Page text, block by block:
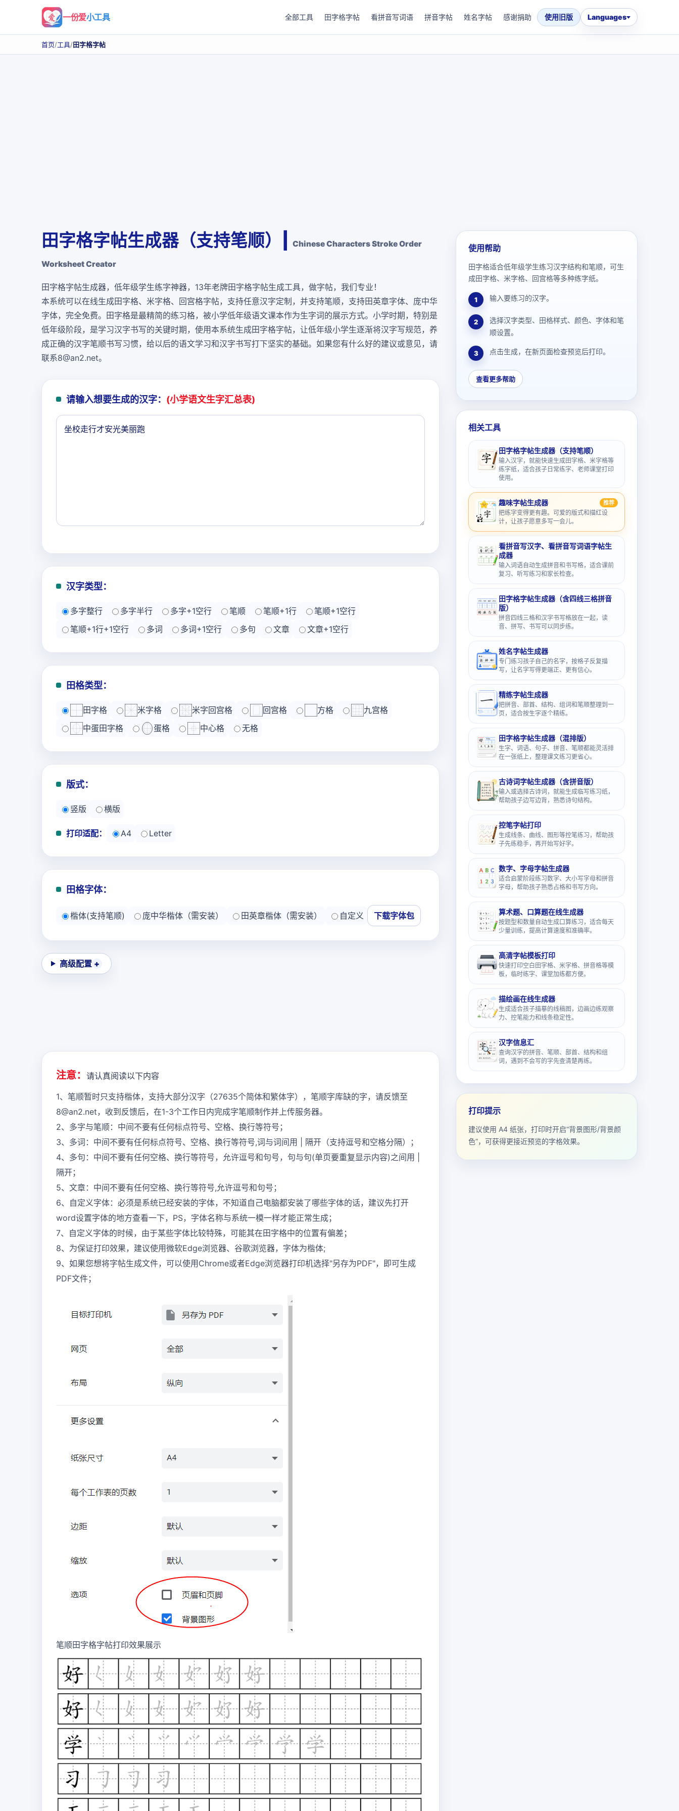
一份爱小工具 全部工具 田字格字帖 看拼音写词语 拼音字帖 姓名字帖 感谢捐助 使用旧版 Languages
首页/工具/田字格字帖
田字格字帖生成器（支持笔顺）| Chinese Characters Stroke Order
Worksheet Creator
田字格字帖生成器，低年级学生练字神器，13年老牌田字格字帖生成工具，做字帖，我们专业！
本系统可以在线生成田字格、米字格、回宫格字帖，支持任意汉字定制，并支持笔顺，支持田英章字体、庞中华
字体， 完全免费。田字格是最精简的练习格，被小学低年级语文课本作为生字词的展示方式。小学时期，特别是
低年级阶段，是学习汉字书写的关键时期，使用本系统生成田字格字帖，让低年级小学生逐渐将汉字写规范，养
成正确的汉字笔顺书写习惯，给以后的语文学习和汉字书写打下坚实的基础。如果您有什么好的建议或意见，请
联系8@an2.net。
请输入想要生成的汉字： (小学语文生字汇总表)
汉字类型：
多字整行 多字半行 多字+1空行 笔顺 笔顺+1行
笔顺+1空行
笔顺+1行+1空行
多词 多词+1空行 多句 文章 文章+1空行
田格类型：
田字格 米字格 米字回宫格 回宫格 方格
九宫格
中蛋田字格
蛋格 中心格 无格
版式：
竖版 横版
打印适配： A4 Letter
田格字体：
楷体(支持笔顺) 庞中华楷体（需安装） 田英章楷体（需安装） 自定义 下载字体包
高级配置
注意： 请认真阅读以下内容
1、笔顺暂时只支持楷体，支持大部分汉字（27635个简体和繁体字），笔顺字库缺的字，请反馈至
8@an2.net，收到反馈后，在1-3个工作日内完成字笔顺制作并上传服务器。
2、多字与笔顺：中间不要有任何标点符号、空格、换行等符号；
3、多词：中间不要有任何标点符号、空格、换行等符号,词与词间用 | 隔开（支持逗号和空格分隔）；
4、多句：中间不要有任何空格、换行等符号，允许逗号和句号，句与句(单页要重复显示内容)之间用 |
隔开；
5、文章：中间不要有任何空格、换行等符号,允许逗号和句号；
6、自定义字体：必须是系统已经安装的字体，不知道自己电脑都安装了哪些字体的话，建议先打开
word设置字体的地方查看一下，PS，字体名称与系统一模一样才能正常生成；
7、自定义字体的时候，由于某些字体比较特殊，可能其在田字格中的位置有偏差；
8、为保证打印效果，建议使用微软Edge浏览器、谷歌浏览器，字体为楷体;
9、如果您想将字帖生成文件，可以使用Chrome或者Edge浏览器打印机选择"另存为PDF"，即可生成
PDF文件；
笔顺田字格字帖打印效果展示
使用帮助
田字格适合低年级学生练习汉字结构和笔顺，可生
成田字格、米字格、回宫格等多种练字纸。
1 输入要练习的汉字。
2
选择汉字类型、田格样式、颜色、字体和笔
顺设置。
3 点击生成，在新页面检查预览后打印。
查看更多帮助
相关工具
田字格字帖生成器（支持笔顺）
输入汉字，就能快速生成田字格、米字格等
练字纸，适合孩子日常练字、老师课堂打印
使用。
趣味字帖生成器 推荐
把练字变得更有趣。可爱的版式和描红设
计，让孩子愿意多写一会儿。
看拼音写汉字、看拼音写词语字帖生
成器
输入词语自动生成拼音和书写格，适合课前
复习、听写练习和家长检查。
田字格字帖生成器（含四线三格拼音
版）
拼音四线三格和汉字书写格放在一起，读
音、拼写、书写可以同步练。
姓名字帖生成器
专门练习孩子自己的名字，按格子反复描
写，让名字写得更端正、更有信心。
精练字帖生成器
把拼音、部首、结构、组词和笔顺整理到一
页，适合按生字逐个精练。
田字格字帖生成器（混排版）
生字、词语、句子、拼音、笔顺都能灵活排
在一张纸上，整理课文练习更省心。
古诗词字帖生成器（含拼音版）
输入或选择古诗词，就能生成临写练习纸，
帮助孩子边写边背，熟悉诗句结构。
控笔字帖打印
生成线条、曲线、图形等控笔练习，帮助孩
子先练稳手，再开始写好字。
数字、字母字帖生成器
适合启蒙阶段练习数字、大小写字母和拼音
字母，帮助孩子熟悉占格和书写方向。
算术题、口算题在线生成器
按题型和数量自动生成口算练习，适合每天
少量训练，提高计算速度和准确率。
高清字帖模板打印
快速打印空白田字格、米字格、拼音格等模
板，临时练字、课堂加练都方便。
描绘画在线生成器
生成适合孩子描摹的线稿图，边画边练观察
力、控笔能力和线条稳定性。
汉字信息汇
查询汉字的拼音、笔顺、部首、结构和组
词，遇到不会写的字先查清楚再练。
打印提示
建议使用 A4 纸张，打印时开启“背景图形/背景颜
色”，可获得更接近预览的字格效果。